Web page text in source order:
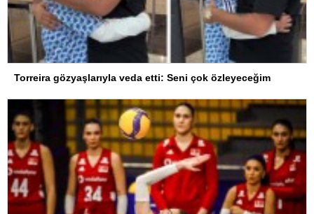
Torreira gözyaşlarıyla veda etti: Seni çok özleyeceğim